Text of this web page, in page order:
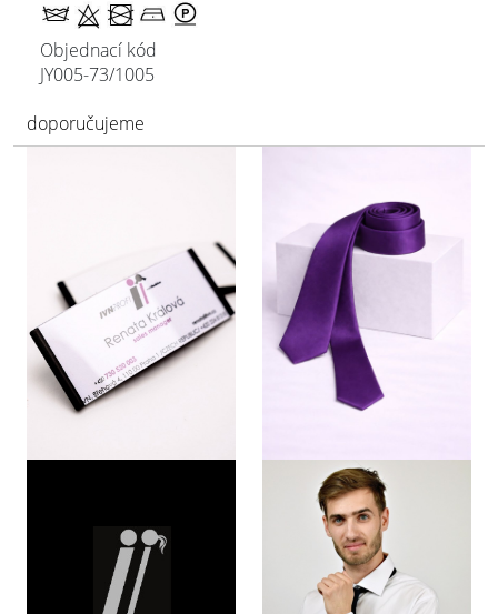
Objednací kód
JY005-73/1005
doporučujeme